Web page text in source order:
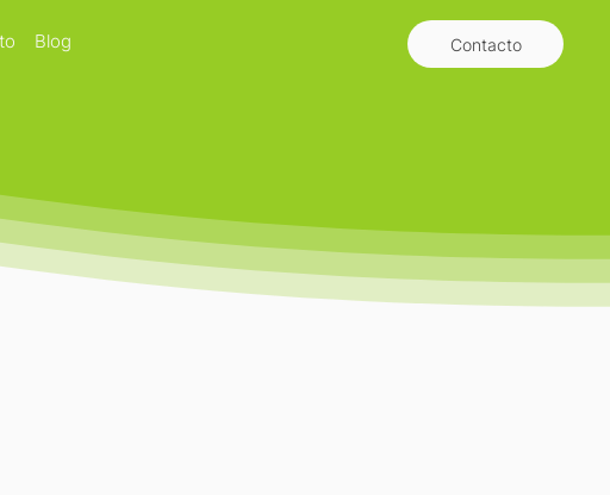
Blog Contacto